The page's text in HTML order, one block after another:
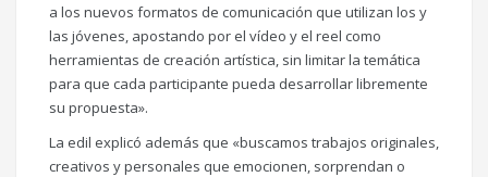
a los nuevos formatos de comunicación que utilizan los y
las jóvenes, apostando por el vídeo y el reel como
herramientas de creación artística, sin limitar la temática
para que cada participante pueda desarrollar libremente
su propuesta».
La edil explicó además que «buscamos trabajos originales,
creativos y personales que emocionen, sorprendan o